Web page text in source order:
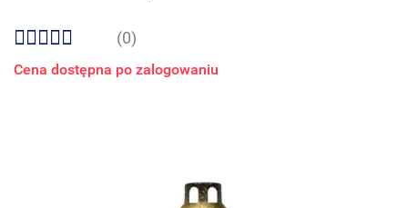
(0)
Cena dostępna po zalogowaniu